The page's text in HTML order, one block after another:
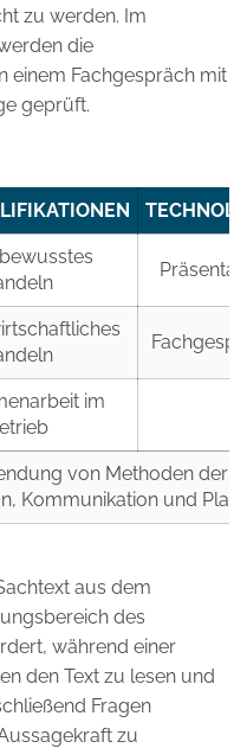
zu werden. Im
die
einem Fachgespräch mit
geprüft.
im
von Methoden der
Kommunikation und
aus dem
des
während einer
den Text zu lesen und
Fragen
zu